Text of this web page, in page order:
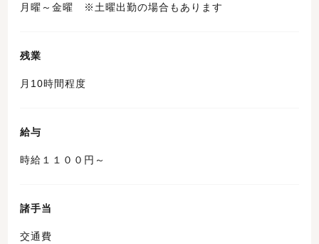
月曜～金曜 ※土曜出勤の場合もあります
残業
月10時間程度
給与
時給１１００円～
諸手当
交通費